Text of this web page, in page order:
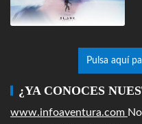
Pulsa aquí
¿YA CONOCES
www.infoaventura.com